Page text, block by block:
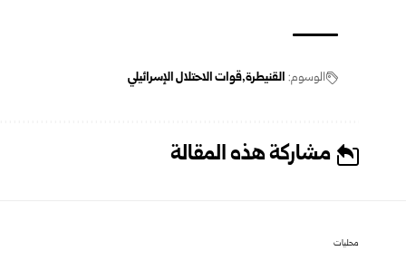
الوسوم: القنيطرة قوات الاحتلال الإسرائيلي
مشاركة هذه المقالة
محليات